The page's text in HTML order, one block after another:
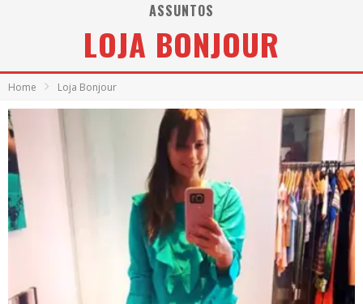
Zeca Baleiro e Swami Jr. estreiam em Belo Horizonte o show em homenagem a Dolores Duran, marcando o encerramento da edição comemorativa dos dez anos do projeto “Uma voz, um instrumento”
ASSUNTOS
LOJA BONJOUR
Home Loja Bonjour